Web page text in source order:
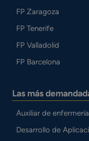
FP Zaragoza
FP Tenerife
FP Valladolid
FP Barcelona
Las más
Auxiliar de enfermería
Desarrollo de